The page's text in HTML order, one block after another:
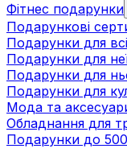
Фітнес подарунки
Подарункові
Подарунки для
Подарунки для
Подарунки для
Подарунки для
Мода та
Обладнання для
Подарунки до